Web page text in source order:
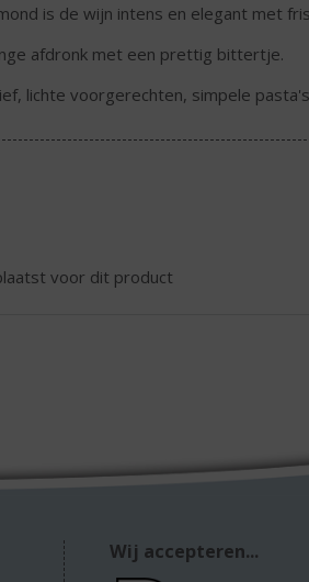
is de wijn intens en elegant met
afdronk met een prettig bittertje.
lichte voorgerechten, simpele
voor dit product
Wij accepteren...